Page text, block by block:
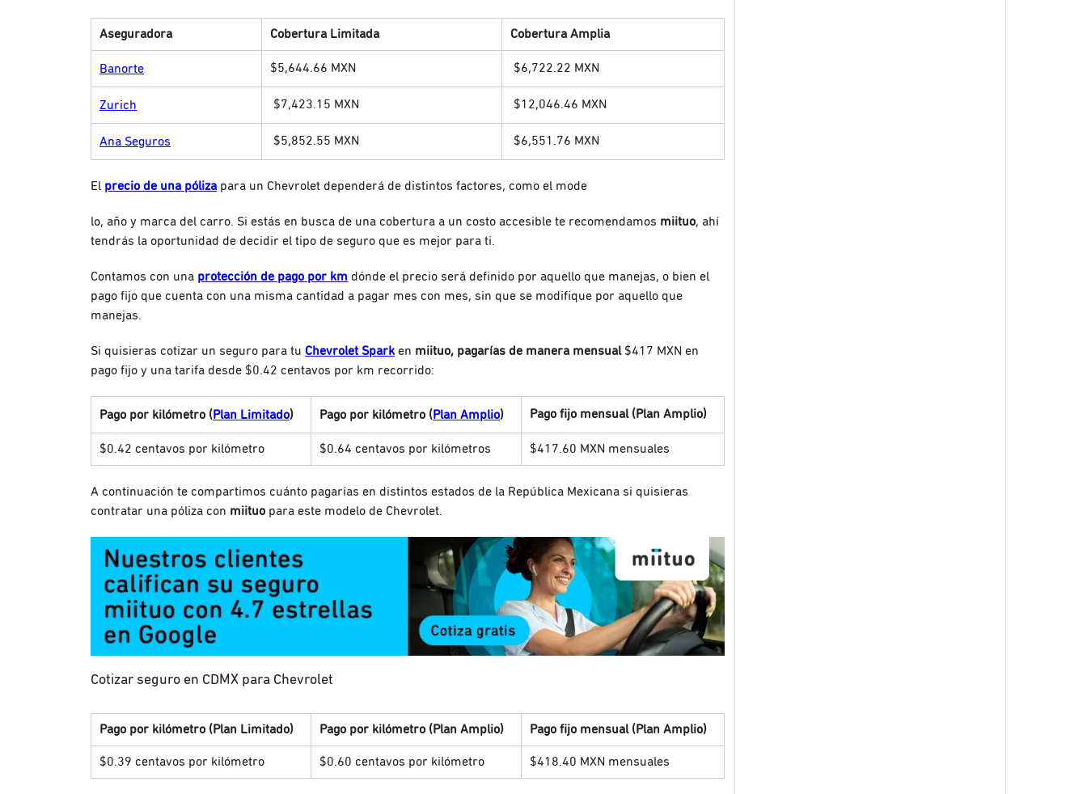
Aseguradora Cobertura Limitada Cobertura Amplia
Banorte $5,644.66 MXN $6,722.22 MXN
Zurich $7,423.15 MXN $12,046.46 MXN
Ana Seguros $5,852.55 MXN $6,551.76 MXN
El precio de una pólizapara un Chevrolet dependerá de distintos factores, como el mode
lo, año y marca del carro. Si estás en busca de una cobertura a un costo accesible te recomendamos miituo, ahí
tendrás la oportunidad de decidir el tipo de seguro que es mejor para ti.
Contamos con una protección de pago por km dónde el precio será definido por aquello que manejas, o bien el
pago fijo que cuenta con una misma cantidad a pagar mes con mes, sin que se modifique por aquello que
manejas.
Si quisieras cotizar un seguro para tu Chevrolet Spark en miituo, pagarías de manera mensual$417 MXN en
pago fijo y una tarifa desde $0.42 centavos por km recorrido:
Pago por kilómetro (Plan Limitado) Pago por kilómetro (Plan Amplio) Pago fijo mensual (Plan Amplio)
$0.42 centavos por kilómetro $0.64 centavos por kilómetros $417.60 MXN mensuales
A continuación te compartimos cuánto pagarías en distintos estados de la República Mexicana si quisieras
contratar una póliza con miituo para este modelo de Chevrolet.
Cotizar seguro en CDMX para Chevrolet
Pago por kilómetro (Plan Limitado) Pago por kilómetro (Plan Amplio) Pago fijo mensual (Plan Amplio)
$0.39 centavos por kilómetro $0.60 centavos por kilómetro $418.40 MXN mensuales